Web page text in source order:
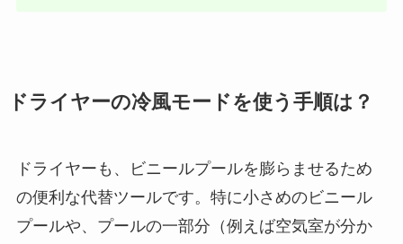
ドライヤーの冷風モードを使う手順は？
ドライヤーも、ビニールプールを膨らませるため
の便利な代替ツールです。特に小さめのビニール
プールや、プールの一部分（例えば空気室が分か